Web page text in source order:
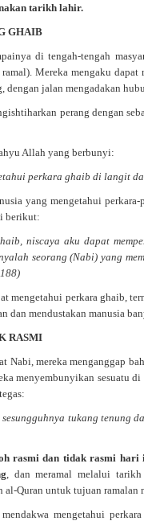
tarikh lahir.
GHAIB
di tengah-tengah
Mereka mengaku
jalan mengadakan
perang dengan
Allah yang berbunyi:
perkara ghaib di langit
yang mengetahui perkara-
berikut:
niscaya aku dapat
seorang (Nabi) yang
mengetahui perkara ghaib,
dan mendustakan manusia
RASMI
Nabi, mereka menganggap
menyembunyikan sesuatu
tukang tenung
rasmi dan tidak rasmi
, dan meramal melalui
al-Quran untuk tujuan ramalan
mengetahui